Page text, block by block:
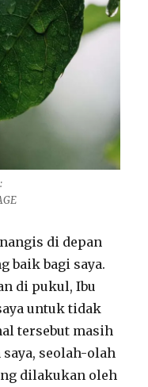
di depan
baik bagi saya.
di pukul, Ibu
untuk tidak
tersebut masih
seolah-olah
dilakukan oleh